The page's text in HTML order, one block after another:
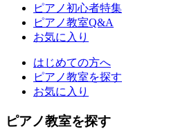
ピアノ初心者特集
ピアノ教室Q&A
お気に入り
はじめての方へ
ピアノ教室を探す
お気に入り
ピアノ教室を探す